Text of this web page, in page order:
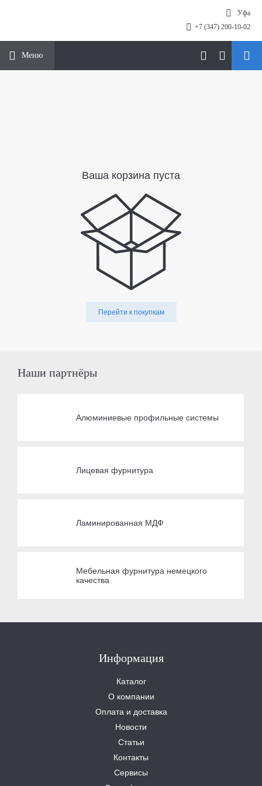
Уфа
+7 (347) 200-10-02
Меню
Ваша корзина пуста
Перейти к покупкам
Наши партнёры
Алюминиевые профильные системы
Лицевая фурнитура
Ламинированная МДФ
Мебельная фурнитура немецкого
качества
Информация
Каталог
О компании
Оплата и доставка
Новости
Статьи
Контакты
Сервисы